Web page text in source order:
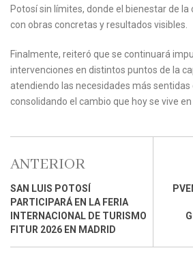
Potosí sin límites, donde el bienestar de
con obras concretas y resultados visibles.
Finalmente, reiteró que se continuará
intervenciones en distintos puntos de la
atendiendo las necesidades más sentidas
consolidando el cambio que hoy se vive en
ANTERIOR
SAN LUIS POTOSÍ
PARTICIPARÁ EN LA FERIA
INTERNACIONAL DE TURISMO
FITUR 2026 EN MADRID